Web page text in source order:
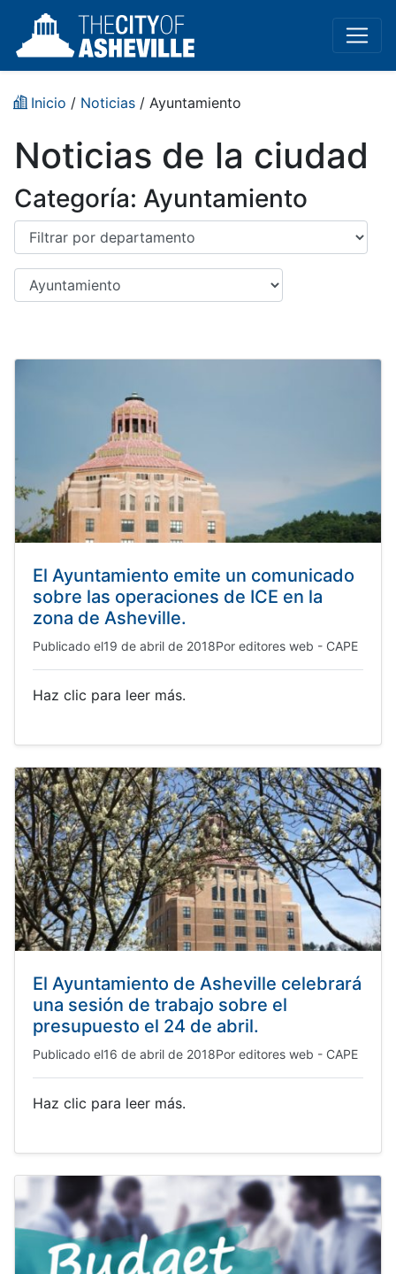
Inicio / Noticias / Ayuntamiento
Noticias de la ciudad
Categoría: Ayuntamiento
Departamento
Categoría
El Ayuntamiento emite un comunicado
sobre las operaciones de ICE en la
zona de Asheville.
Publicado el19 de abril de 2018Por editores web - CAPE
Haz clic para leer más.
El Ayuntamiento de Asheville celebrará
una sesión de trabajo sobre el
presupuesto el 24 de abril.
Publicado el16 de abril de 2018Por editores web - CAPE
Haz clic para leer más.